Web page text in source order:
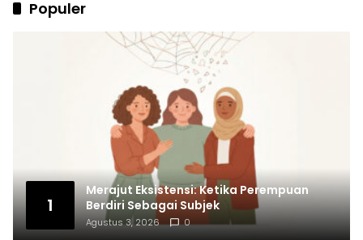
Populer
1
Merajut Eksistensi: Ketika Perempuan
Berdiri Sebagai Subjek
Agustus 3, 2026 0